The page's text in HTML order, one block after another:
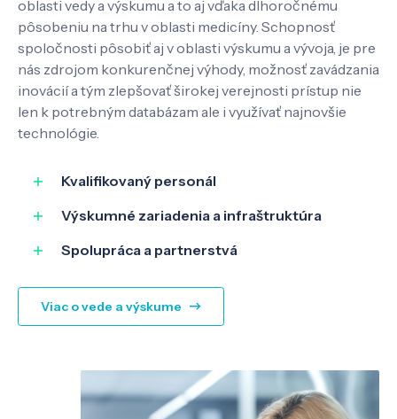
Pôsobenie
Know-how
SK EN
oblasti vedy a výskumu a to aj vďaka dlhoročnému
pôsobeniu na trhu v oblasti medicíny. Schopnosť
spoločnosti pôsobiť aj v oblasti výskumu a vývoja, je pre
nás zdrojom konkurenčnej výhody, možnosť zavádzania
inovácií a tým zlepšovať širokej verejnosti prístup nie
len k potrebným databázam ale i využívať najnovšie
technológie.
Kvalifikovaný personál
Výskumné zariadenia a infraštruktúra
Spolupráca a partnerstvá
Viac o vede a výskume